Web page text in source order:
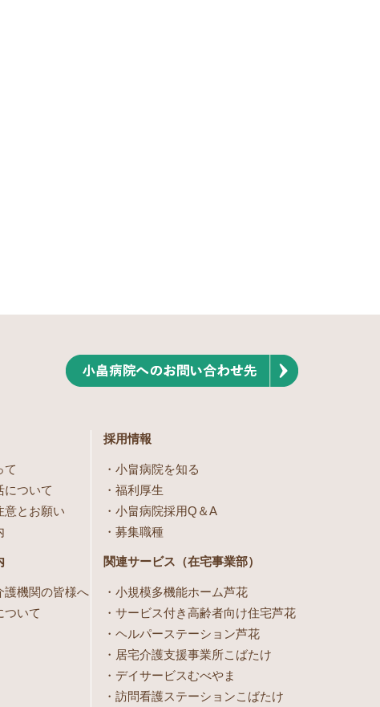
て
について
意とお願い
護機関の皆様へ
ついて
採用情報
小畠病院を知る
福利厚生
小畠病院採用Q＆A
募集職種
関連サービス（在宅事業部）
小規模多機能ホーム芦花
サービス付き高齢者向け住宅芦花
ヘルパーステーション芦花
居宅介護支援事業所こばたけ
デイサービスむべやま
訪問看護ステーションこばたけ